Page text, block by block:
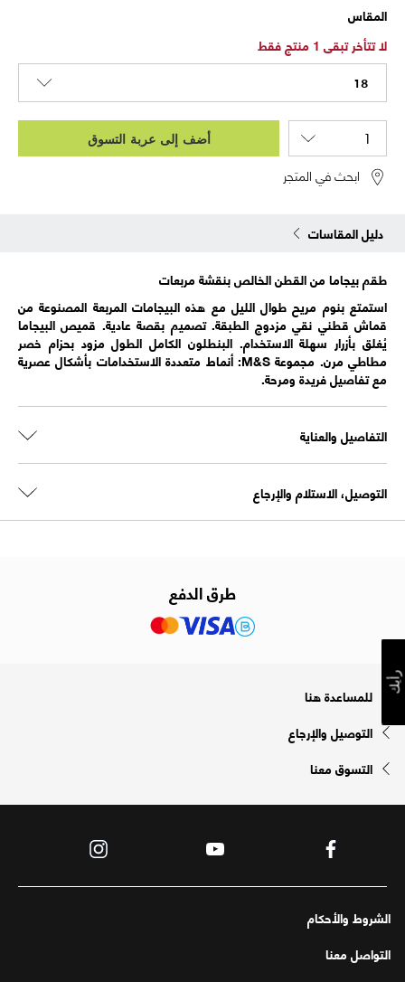
المقاس
لا تتأخر تبقى 1 منتج فقط
18
أضف إلى عربة التسوق
ابحث في المتجر
دليل المقاسات
طقم بيجاما من القطن الخالص بنقشة مربعات
استمتع بنوم مريح طوال الليل مع هذه البيجامات المربعة المصنوعة من
قماش قطني نقي مزدوج الطبقة. تصميم بقصة عادية. قميص البيجاما
يُغلق بأزرار سهلة الاستخدام. البنطلون الكامل الطول مزود بحزام خصر
مطاطي مرن. مجموعة M&S: أنماط متعددة الاستخدامات بأشكال عصرية
مع تفاصيل فريدة ومرحة.
التفاصيل والعناية
التوصيل، الاستلام والإرجاع
طرق الدفع
للمساعدة هنا
التوصيل والإرجاع
التسوق معنا
الشروط والأحكام
التواصل معنا
رأيك